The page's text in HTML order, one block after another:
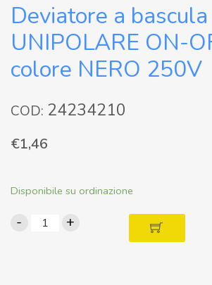
Deviatore a bascula
UNIPOLARE ON-
colore NERO 250V
COD: 24234210
€1,46
Disponibile su ordinazione
-
Deviatore
+